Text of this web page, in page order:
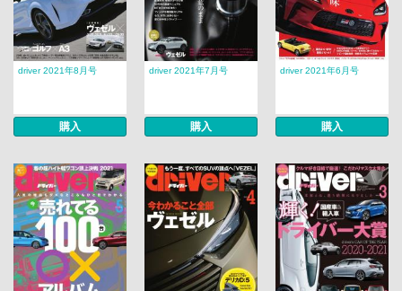
driver 2021年8月号
購入
driver 2021年7月号
購入
driver 2021年6月号
購入